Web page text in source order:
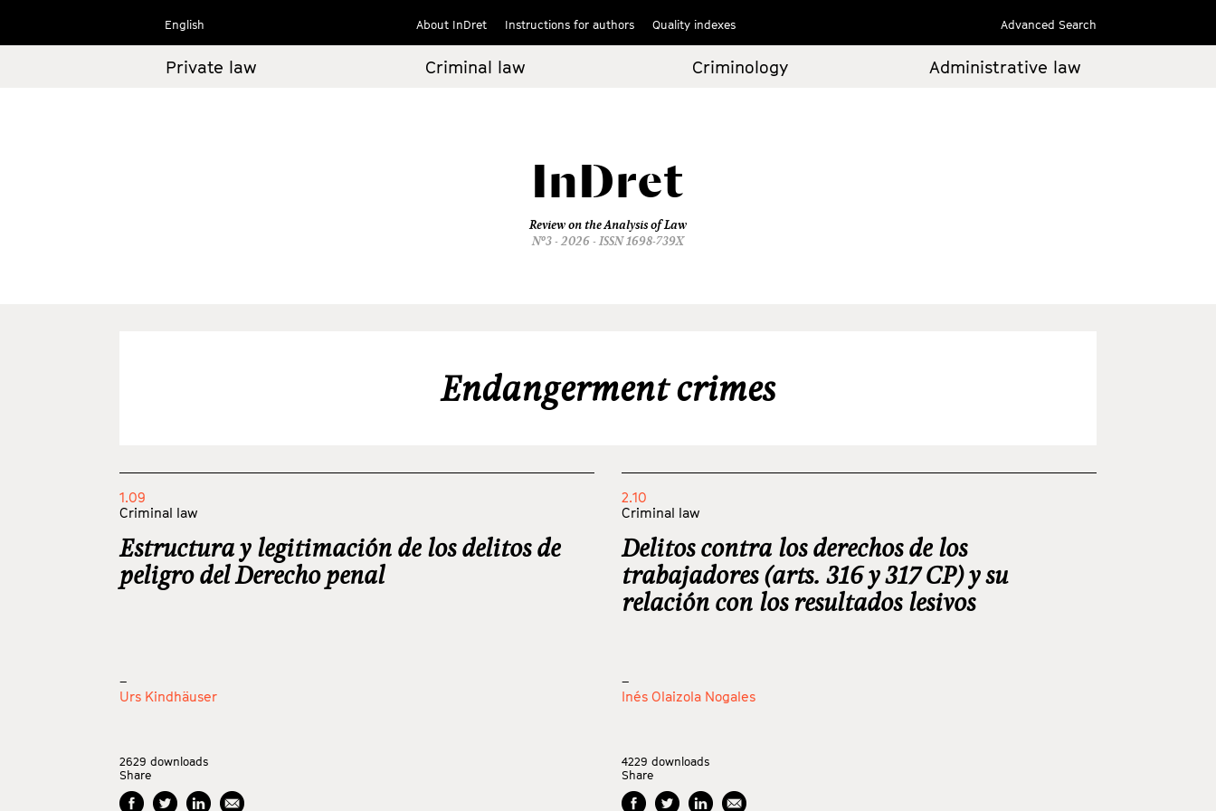
contenido
English About InDret Instructions for authors Quality indexes Advanced Search
Private law Criminal law Criminology Administrative law
InDret
Review on the Analysis of Law
Nº3 - 2026 - ISSN 1698-739X
Endangerment crimes
1.09
Criminal law
Estructura y legitimación de los delitos de
peligro del Derecho penal
_
Urs Kindhäuser
2629 downloads
Share
2.10
Criminal law
Delitos contra los derechos de los
trabajadores (arts. 316 y 317 CP) y su
relación con los resultados lesivos
_
Inés Olaizola Nogales
4229 downloads
Share